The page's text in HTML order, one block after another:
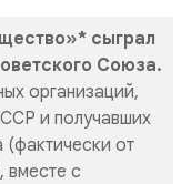
сыграл
Союза.
организаций,
и получавших
от
с